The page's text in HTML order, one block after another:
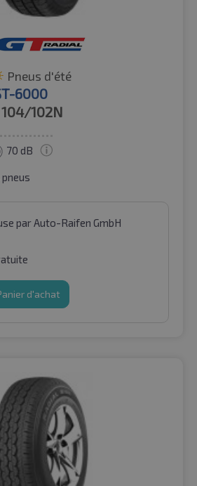
Pneus d'été
6000
104/102N
70 dB
par Auto-Raifen GmbH
d'achat